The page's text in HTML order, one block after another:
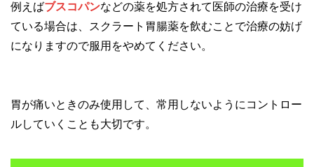
例えばブスコパンなどの薬を処方されて医師の治療を受け
ている場合は、スクラート胃腸薬を飲むことで治療の妨げ
になりますので服用をやめてください。
胃が痛いときのみ使用して、常用しないようにコントロー
ルしていくことも大切です。